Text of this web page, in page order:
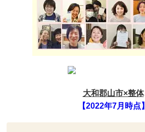
大和郡山市×整体
【2022年7月時点】